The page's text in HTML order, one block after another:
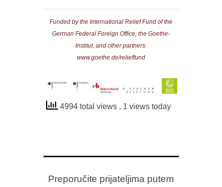
Funded by the International Relief Fund of the
German Federal Foreign Office, the Goethe-
Institut, and other partners:
www.goethe.de/relieffund
4994 total views , 1 views today
Preporučite prijateljima putem